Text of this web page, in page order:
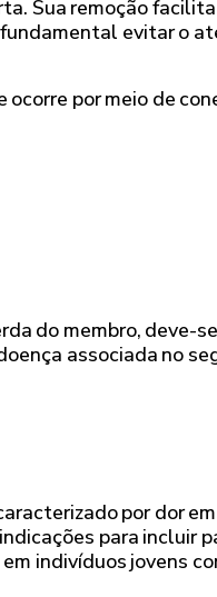
Sua remoção
evitar o
por meio de
do membro, deve-
associada no
por dor
para incluir
indivíduos jovens